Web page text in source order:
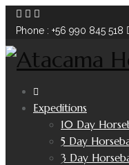
Phone : +56 990 845 518
Expeditions
10 Day
5 Day
3 Day